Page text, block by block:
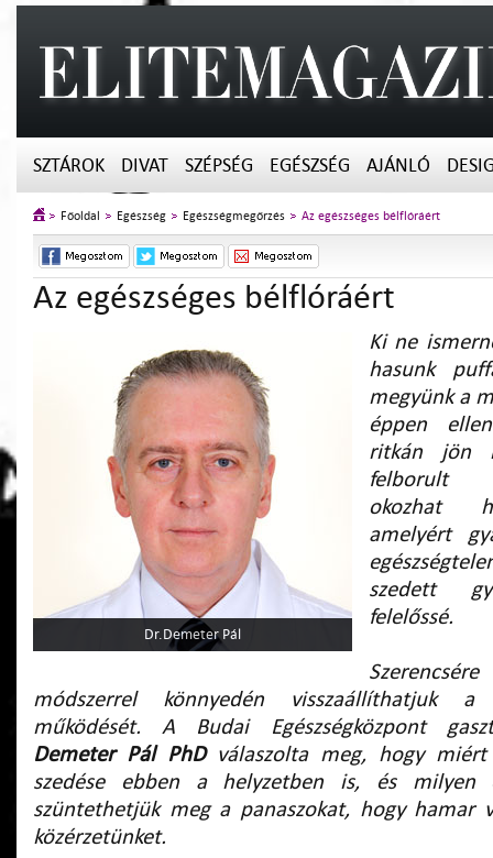
SZTÁROK DIVAT SZÉPSÉG EGÉSZSÉG AJÁNLÓ
Főoldal Egészség Egészségmegőrzés Az egészséges bélflóráért
Az egészséges bélflóráért
Dr.Demeter Pál
Ki ne
hasunk
megyünk a
éppen
ritkán jön
felborult
okozhat
amelyért
szedett
felelőssé.
módszerrel könnyedén visszaállíthatjuk
működését. A Budai Egészségközpont
Demeter Pál PhDválaszolta meg, hogy
szedése ebben a helyzetben is, és milyen
szüntethetjük meg a panaszokat, hogy hamar
közérzetünket.